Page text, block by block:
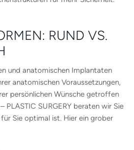
RUND VS.
und anatomischen Implantaten
anatomischen Voraussetzungen,
persönlichen Wünsche getroffen
PLASTIC SURGERY beraten wir Sie
Sie optimal ist. Hier ein grober